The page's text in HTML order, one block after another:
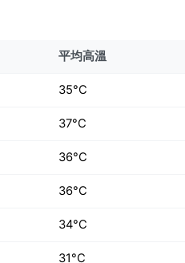
平均高溫
35°C
37°C
36°C
36°C
34°C
31°C